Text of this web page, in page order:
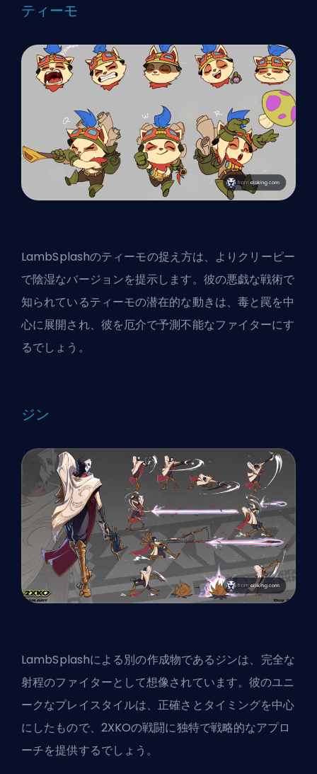
ティーモ
LambSplashのティーモの捉え方は、よりクリーピー
で陰湿なバージョンを提示します。彼の悪戯な戦術で
知られているティーモの潜在的な動きは、毒と罠を中
心に展開され、彼を厄介で予測不能なファイターにす
るでしょう。
ジン
LambSplashによる別の作成物であるジンは、完全な
射程のファイターとして想像されています。彼のユニ
ークなプレイスタイルは、正確さとタイミングを中心
にしたもので、2XKOの戦闘に独特で戦略的なアプロ
ーチを提供するでしょう。